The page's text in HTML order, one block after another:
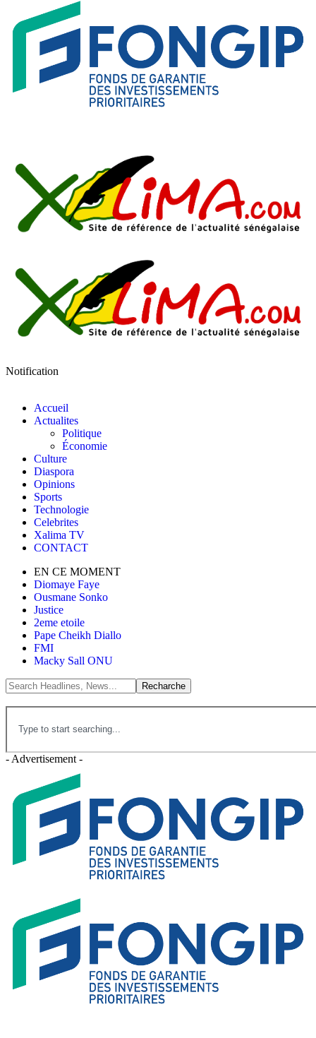
Notification
Accueil
Actualites
Politique
Économie
Culture
Diaspora
Opinions
Sports
Technologie
Celebrites
Xalima TV
CONTACT
EN CE MOMENT
Diomaye Faye
Ousmane Sonko
Justice
2eme etoile
Pape Cheikh Diallo
FMI
Macky Sall ONU
- Advertisement -